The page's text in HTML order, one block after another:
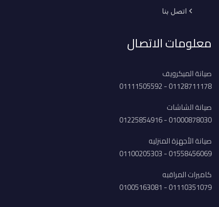
اتصل بنا
معلومات الاتصال
صيانة الميكرويف
01128711178 - 01111505592
صيانة الشاشات
01000878030 - 01225854916
صيانة الأجهزة المنزليه
01558456069 - 01100205303
كاميرات المراقبه
01110351079 - 01005163081